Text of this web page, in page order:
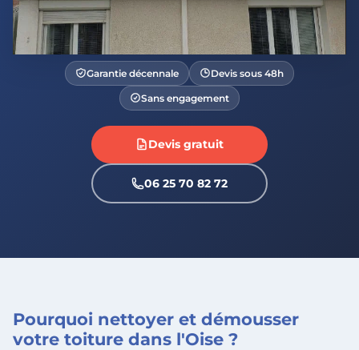
Garantie décennale Devis sous 48h
Sans engagement
Devis gratuit
06 25 70 82 72
Pourquoi nettoyer et démousser
votre toiture dans l'Oise ?